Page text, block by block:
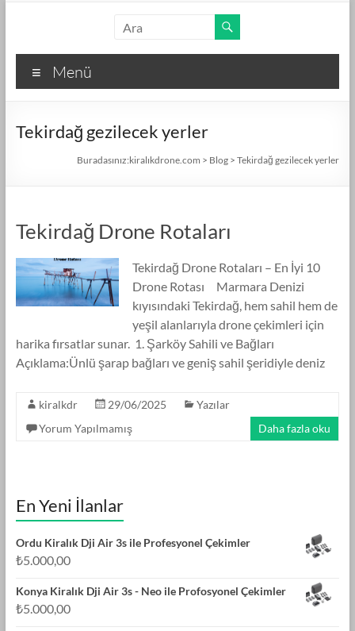
kiralıkdrone.com
Kolay
Kiralama
Menü
Tekirdağ gezilecek yerler
Buradasınız:kiralıkdrone.com > Blog >Tekirdağ gezilecek yerler
Tekirdağ Drone Rotaları
Tekirdağ Drone Rotaları – En İyi 10
Drone Rotası Marmara Denizi
kıyısındaki Tekirdağ, hem sahil hem de
yeşil alanlarıyla drone çekimleri için
harika fırsatlar sunar. 1. Şarköy Sahili ve Bağları
Açıklama:Ünlü şarap bağları ve geniş sahil şeridiyle deniz
kiralkdr 29/06/2025
Yazılar
Yorum Yapılmamış
Daha fazla oku
En Yeni İlanlar
Ordu Kiralık Dji Air 3s ile Profesyonel Çekimler
₺5.000,00
Konya Kiralık Dji Air 3s - Neo ile Profosyonel Çekimler
₺5.000,00